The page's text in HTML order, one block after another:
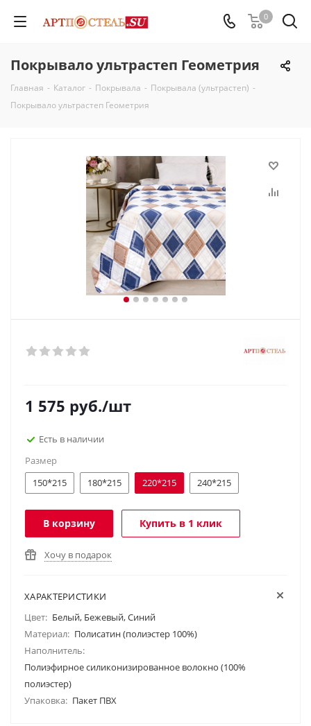
0
Покрывало ультрастеп Геометрия
Главная - Каталог - Покрывала - Покрывала (ультрастеп) -
Покрывало ультрастеп Геометрия
1 575 руб./шт
Есть в наличии
Размер
150*215
180*215 220*215 240*215
В корзину Купить в 1 клик
Хочу в подарок
ХАРАКТЕРИСТИКИ
Цвет: Белый, Бежевый, Синий
Материал: Полисатин (полиэстер 100%)
Наполнитель:
Полиэфирное силиконизированное волокно (100%
полиэстер)
Упаковка: Пакет ПВХ